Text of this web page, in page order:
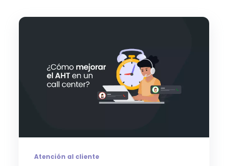
Atención al cliente